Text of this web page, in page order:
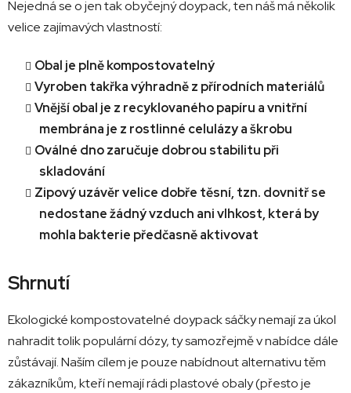
Nejedná se o jen tak obyčejný doypack, ten náš má několik
velice zajímavých vlastností:
Obal je plně kompostovatelný
Vyroben takřka výhradně z přírodních materiálů
Vnější obal je z recyklovaného papíru a vnitřní
membrána je z rostlinné celulázy a škrobu
Oválné dno zaručuje dobrou stabilitu při
skladování
Zipový uzávěr velice dobře těsní, tzn. dovnitř se
nedostane žádný vzduch ani vlhkost, která by
mohla bakterie předčasně aktivovat
Shrnutí
Ekologické kompostovatelné doypack sáčky nemají za úkol
nahradit tolik populární dózy, ty samozřejmě v nabídce dále
zůstávají. Naším cílem je pouze nabídnout alternativu těm
zákazníkům, kteří nemají rádi plastové obaly (přesto je